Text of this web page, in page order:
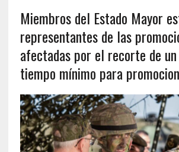
Miembros del Estado Mayor
representantes de las
afectadas por el recorte de
tiempo mínimo para